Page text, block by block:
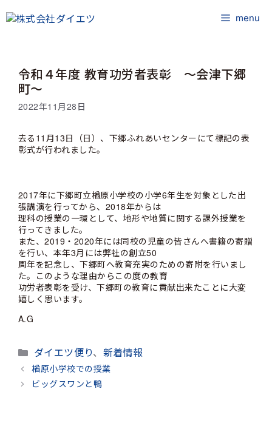
ン
menu
令和４年度 教育功労者表彰 ～会津下郷
町～
2022年11月28日
去る11月13日（日）、下郷ふれあいセンターにて標記の表
彰式が行われました。
2017年に下郷町立楢原小学校の小学6年生を対象とした出
張講演を行ってから、2018年からは
理科の授業の一環として、地形や地質に関する課外授業を
行ってきました。
また、2019・2020年には同校の児童の皆さんへ書籍の寄贈
を行い、本年3月には弊社の創立50
周年を記念し、下郷町へ教育充実のための寄附を行いまし
た。このような理由からこの度の教育
功労者表彰を受け、下郷町の教育に貢献出来たことに大変
嬉しく思います。
A.G
カ
テ
ゴ
ダイエツ便り、 新着情報
楢原小学校での授業
ビッグスワンと鴨